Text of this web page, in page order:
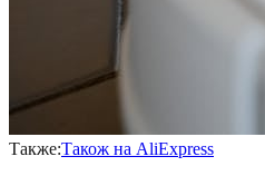
Также:Також на AliExpress